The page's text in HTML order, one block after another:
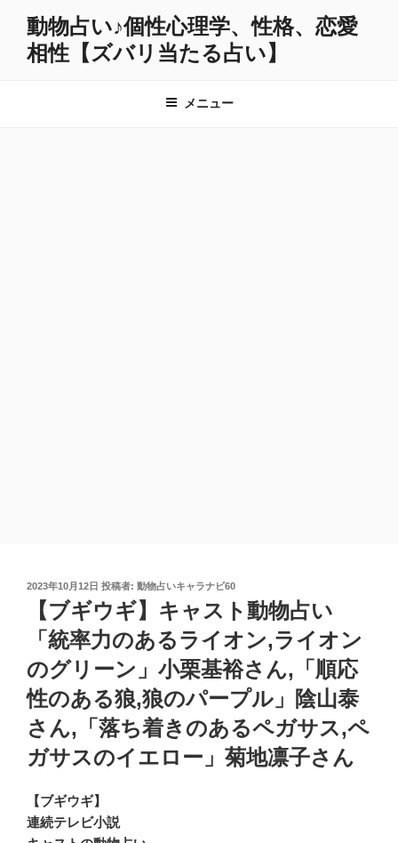
動物占い♪個性心理学、性格、恋愛
相性【ズバリ当たる占い】
メニュー
投
2023年10月12日 投稿者: 動物占いキャラナビ60
【ブギウギ】キャスト動物占い
「統率力のあるライオン,ライオン
のグリーン」小栗基裕さん,「順応
性のある狼,狼のパープル」陰山泰
さん,「落ち着きのあるペガサス,ペ
ガサスのイエロー」菊地凛子さん
【ブギウギ】
連続テレビ小説